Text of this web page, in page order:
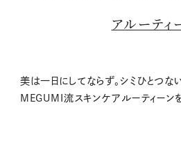
アルーティ
美は一日にしてならず。シミひとつな
MEGUMI流スキンケアルーティーン